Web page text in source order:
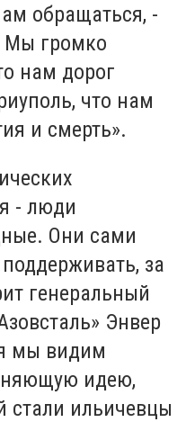
обращаться, -
Мы громко
нам дорог
что нам
и смерть».
- люди
Они сами
за
генеральный
Энвер
мы видим
идею,
стали ильичевцы